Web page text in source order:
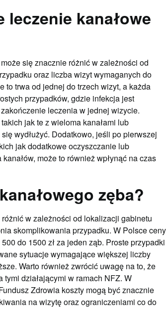
leczenie kanałowe
się znacznie różnić w zależności od
oraz liczba wizyt wymaganych do
to trwa od jednej do trzech wizyt, a każda
przypadków, gdzie infekcja jest
leczenia w jednej wizycie.
jak te z wieloma kanałami lub
wydłużyć. Dodatkowo, jeśli po pierwszej
jak dodatkowe oczyszczanie lub
może to również wpłynąć na czas
zęba?
w zależności od lokalizacji gabinetu
skomplikowania przypadku. W Polsce ceny
do 1500 zł za jeden ząb. Proste przypadki
sytuacje wymagające większej liczby
Warto również zwrócić uwagę na to, że
działającymi w ramach NFZ. W
Zdrowia koszty mogą być znacznie
na wizytę oraz ograniczeniami co do